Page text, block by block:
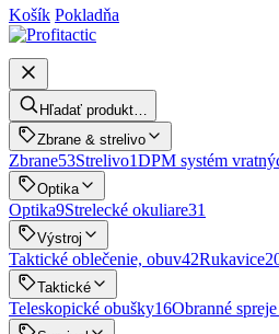
Košík Pokladňa
Hľadať produkt…
Zbrane & strelivo
Zbrane53Strelivo1DPM systém
Optika
Optika9Strelecké okuliare31
Výstroj
Taktické oblečenie, obuv42Rukavice
Taktické
Teleskopické obušky16Obranné